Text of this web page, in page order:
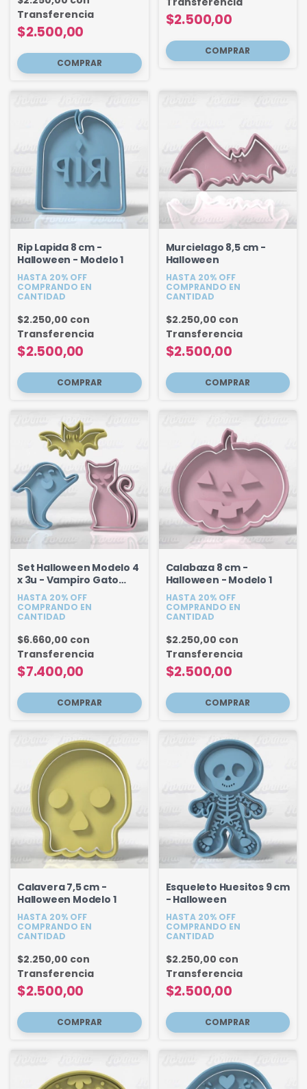
$2.500,00
Transferencia
$2.500,00
Rip Lapida 8 cm -
Halloween - Modelo 1
HASTA 20% OFF
COMPRANDO EN
CANTIDAD
$2.500,00
$2.250,00 con
Transferencia
Murcielago 8,5 cm -
Halloween
HASTA 20% OFF
COMPRANDO EN
CANTIDAD
$2.500,00
$2.250,00 con
Transferencia
Set Halloween Modelo 4
x 3u - Vampiro Gato
Fantasma
HASTA 20% OFF
COMPRANDO EN
CANTIDAD
$7.400,00
$6.660,00 con
Transferencia
Calabaza 8 cm -
Halloween - Modelo 1
HASTA 20% OFF
COMPRANDO EN
CANTIDAD
$2.500,00
$2.250,00 con
Transferencia
Calavera 7,5 cm -
Halloween Modelo 1
HASTA 20% OFF
COMPRANDO EN
CANTIDAD
$2.500,00
$2.250,00 con
Transferencia
Esqueleto Huesitos 9 cm
- Halloween
HASTA 20% OFF
COMPRANDO EN
CANTIDAD
$2.500,00
$2.250,00 con
Transferencia